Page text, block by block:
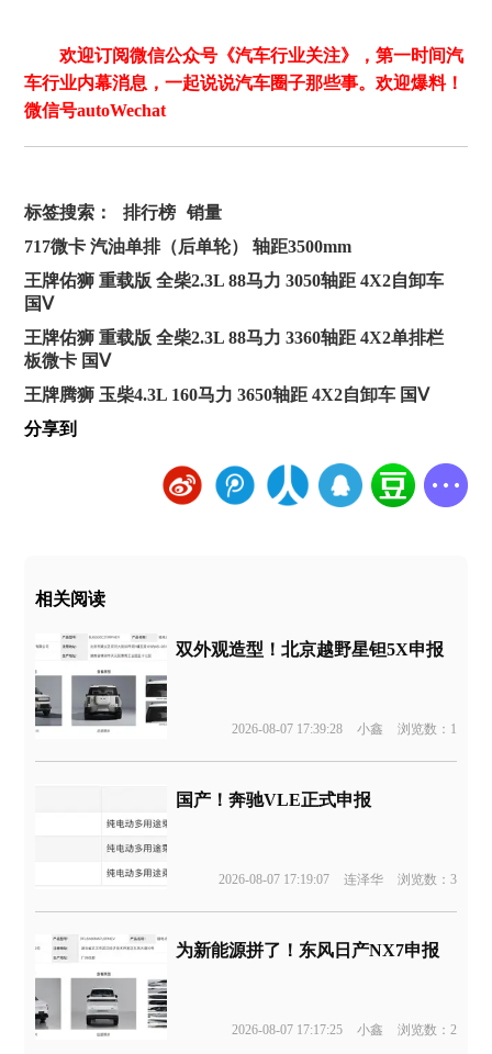
欢迎订阅微信公众号《汽车行业关注》，第一时间汽
车行业内幕消息，一起说说汽车圈子那些事。欢迎爆料！
微信号autoWechat
标签搜索： 排行榜
销量
717微卡 汽油单排（后单轮） 轴距3500mm
王牌佑狮 重载版 全柴2.3L 88马力 3050轴距 4X2自卸车
国Ⅴ
王牌佑狮 重载版 全柴2.3L 88马力 3360轴距 4X2单排栏
板微卡 国Ⅴ
王牌腾狮 玉柴4.3L 160马力 3650轴距 4X2自卸车 国Ⅴ
分享到
相关阅读
双外观造型！北京越野星钽5X申报
2026-08-07 17:39:28 小鑫 浏览数：1
国产！奔驰VLE正式申报
2026-08-07 17:19:07 连泽华 浏览数：3
为新能源拼了！东风日产NX7申报
2026-08-07 17:17:25 小鑫 浏览数：2